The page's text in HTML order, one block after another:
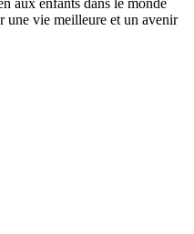
vie meilleure et un avenir